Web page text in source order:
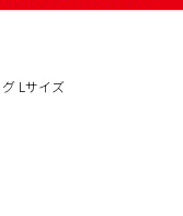
Lサイズ